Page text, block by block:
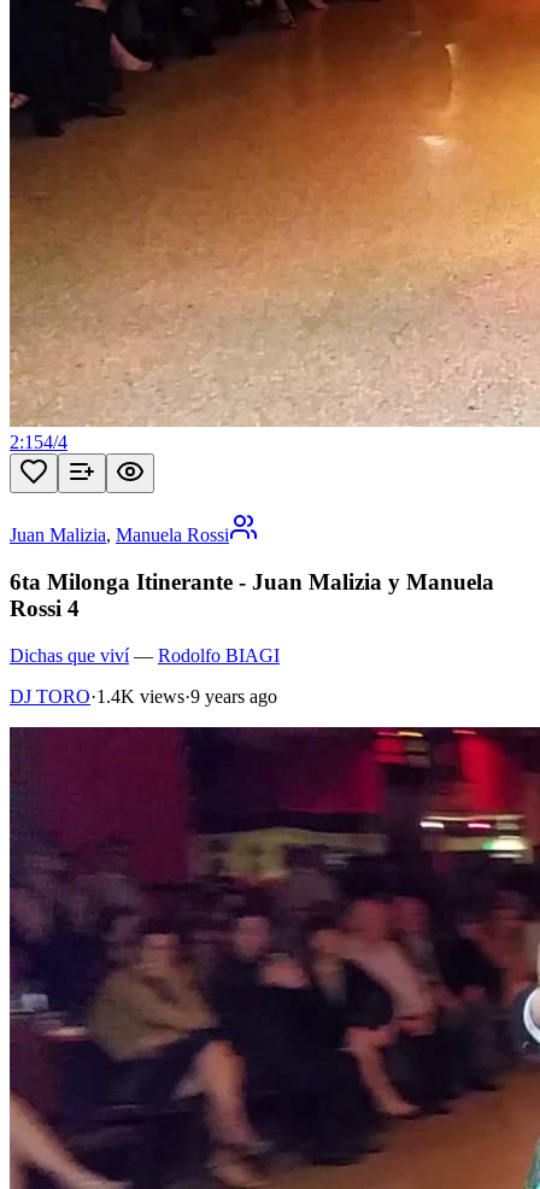
2:154/4
Juan Malizia, Manuela Rossi
6ta Milonga Itinerante - Juan Malizia y Manuela
Rossi 4
Dichas que viví— Rodolfo BIAGI
DJ TORO·1.4K views·9 years ago